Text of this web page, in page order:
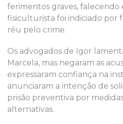
ferimentos graves, falecendo
fisiculturista foi indiciado por
réu pelo crime.
Os advogados de Igor
Marcela, mas negaram as
expressaram confiança na
anunciaram a intenção de
prisão preventiva por
alternativas.